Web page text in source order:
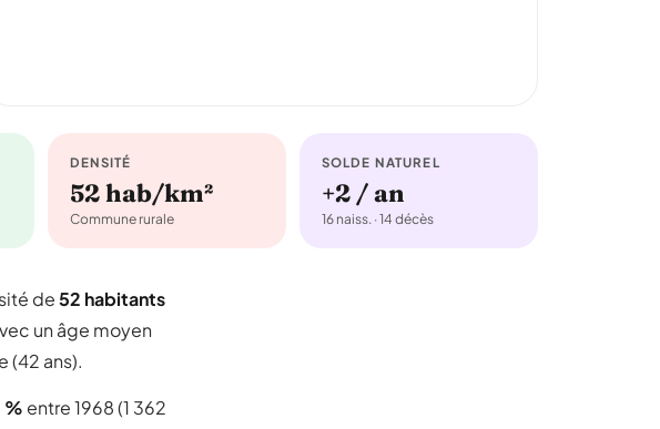
DENSITÉ
52 hab/km²
Commune rurale
SOLDE NATUREL
+2 / an
16 naiss. · 14 décès
de52 habitants
un âge moyen
(42 ans).
% entre 1968 (1 362